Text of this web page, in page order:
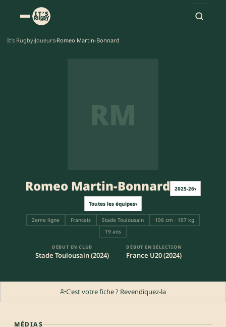
It's Rugby›Joueurs›Romeo Martin-Bonnard
RM
Romeo Martin-Bonnard 2025-26▾
Toutes les équipes▾
2eme ligne Francais Stade Toulousain
196 cm · 107 kg
19 ans
DÉBUT EN CLUB
Stade Toulousain (2024)
DÉBUT EN SÉLECTION
France U20 (2024)
C'est votre fiche ? Revendiquez-la
MÉDIAS